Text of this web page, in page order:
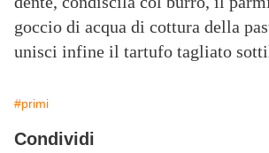
goccio di acqua di cottura della
unisci infine il tartufo tagliato
#primi
Condividi